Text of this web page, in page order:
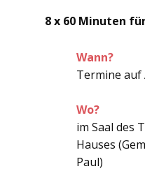
8 x 60 Minuten
Wann?
Termine auf
Wo?
im Saal des
Hauses
Paul)